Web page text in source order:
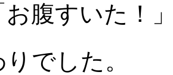
お腹すいた！
でした。